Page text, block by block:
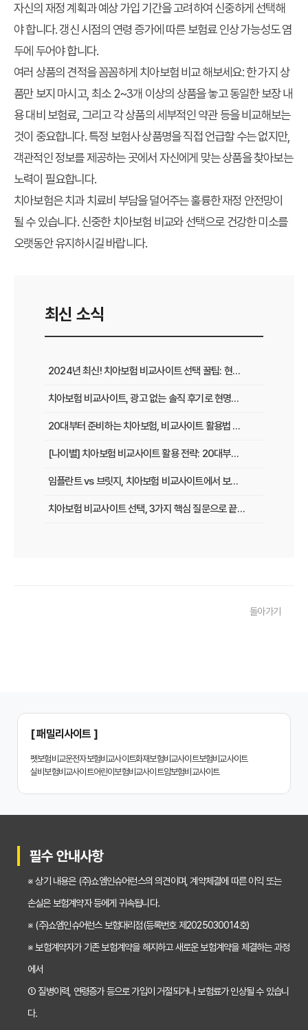
자신의 재정 계획과 예상 가입 기간을 고려하여 신중하게 선택해
야 합니다. 갱신 시점의 연령 증가에 따른 보험료 인상 가능성도 염
두에 두어야 합니다.
여러 상품의 견적을 꼼꼼하게 치아보험 비교 해보세요:한 가지 상
품만 보지 마시고, 최소 2~3개 이상의 상품을 놓고 동일한 보장 내
용 대비 보험료, 그리고 각 상품의 세부적인 약관 등을 비교해보는
것이 중요합니다. 특정 보험사 상품명을 직접 언급할 수는 없지만,
객관적인 정보를 제공하는 곳에서 자신에게 맞는 상품을 찾아보는
노력이 필요합니다.
치아보험은 치과 치료비 부담을 덜어주는 훌륭한 재정 안전망이
될 수 있습니다. 신중한 치아보험 비교와 선택으로 건강한 미소를
오랫동안 유지하시길 바랍니다.
최신 소식
2024년 최신! 치아보험 비교사이트 선택 꿀팁: 현명한 가입 전략 완벽 분석
치아보험 비교사이트, 광고 없는 솔직 후기로 현명하게 선택하는 법
20대부터 준비하는 치아보험, 비교사이트 활용법 A to Z
[나이별] 치아보험 비교사이트 활용 전략: 20대부터 60대까지 맞춤 가이드
임플란트 vs 브릿지, 치아보험 비교사이트에서 보장 범위 꼼꼼하게 확인하는 꿀팁
치아보험 비교사이트 선택, 3가지 핵심 질문으로 끝내기
치아보험 비교사이트 똑똑하게 활용하는 3가지 꿀팁
치아보험 비교사이트 선택 전 반드시 알아야 할 5가지 핵심 질문
임플란트, 크라운 치료비 부담? 치아보험 비교사이트 활용법 및 보장꿀팁
2026년 치아보험, 가격 vs 보장! 비교 분석으로 나에게 딱 맞는 보험 찾기
돌아가기
[ 패밀리사이트 ]
펫보험비교운전자보험비교사이트화재보험비교사이트보험비교사이트
실비보험비교사이트어린이보험비교사이트암보험비교사이트
필수 안내사항
※ 상기 내용은 (주)쇼엠인슈어런스의 의견이며, 계약체결에 따른 이익 또는
손실은 보험계약자 등에게 귀속됩니다.
※ (주)쇼엠인슈어런스 보험대리점(등록번호 제2025030014호)
※ 보험계약자가 기존 보험계약을 해지하고 새로운 보험계약을 체결하는 과정
에서
① 질병이력, 연령증가 등으로 가입이 거절되거나 보험료가 인상될 수 있습니
다.